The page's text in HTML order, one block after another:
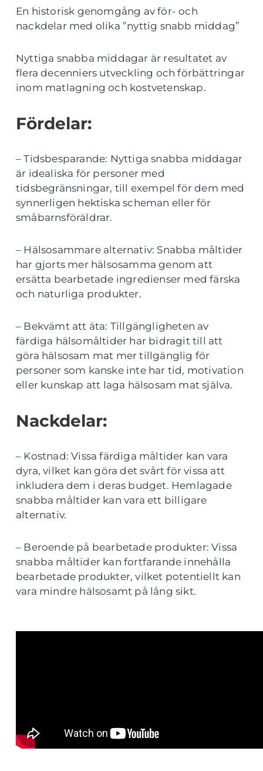
En historisk genomgång av för- och
nackdelar med olika ”nyttig snabb middag”
Nyttiga snabba middagar är resultatet av
flera decenniers utveckling och förbättringar
inom matlagning och kostvetenskap.
Fördelar:
– Tidsbesparande: Nyttiga snabba middagar
är idealiska för personer med
tidsbegränsningar, till exempel för dem med
synnerligen hektiska scheman eller för
småbarnsföräldrar.
– Hälsosammare alternativ: Snabba måltider
har gjorts mer hälsosamma genom att
ersätta bearbetade ingredienser med färska
och naturliga produkter.
– Bekvämt att äta: Tillgängligheten av
färdiga hälsomåltider har bidragit till att
göra hälsosam mat mer tillgänglig för
personer som kanske inte har tid, motivation
eller kunskap att laga hälsosam mat själva.
Nackdelar:
– Kostnad: Vissa färdiga måltider kan vara
dyra, vilket kan göra det svårt för vissa att
inkludera dem i deras budget. Hemlagade
snabba måltider kan vara ett billigare
alternativ.
– Beroende på bearbetade produkter: Vissa
snabba måltider kan fortfarande innehålla
bearbetade produkter, vilket potentiellt kan
vara mindre hälsosamt på lång sikt.